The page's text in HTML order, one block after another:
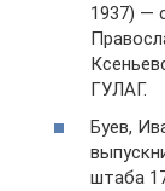
1937) —
ГУЛАГ.
Буев,
штаба